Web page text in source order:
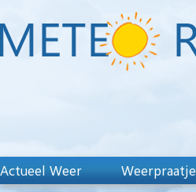
Actueel Weer Weerpraatje